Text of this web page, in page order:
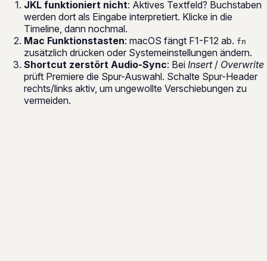
JKL funktioniert nicht: Aktives Textfeld? Buchstaben
werden dort als Eingabe interpretiert. Klicke in die
Timeline, dann nochmal.
Mac Funktionstasten: macOS fängt F1-F12 ab. fn
zusätzlich drücken oder Systemeinstellungen ändern.
Shortcut zerstört Audio-Sync: Bei Insert/ Overwrite
prüft Premiere die Spur-Auswahl. Schalte Spur-Header
rechts/links aktiv, um ungewollte Verschiebungen zu
vermeiden.